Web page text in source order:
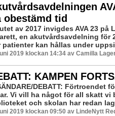
obestämd tid
av 2017 invigdes AVA 23 på
en akutvårdsavdelning för
patienter kan hållas under
2019 klockan 14:34 av Camilla
KAMPEN
DEBATT: Förtroendet
Vi vill ha något för all skatt vi
och skolan har redan
2019 klockan 09:50 av LindeNytt